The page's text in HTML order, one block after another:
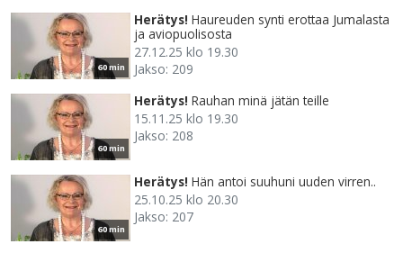
60 min
Herätys! Haureuden synti erottaa Jumalasta
ja aviopuolisosta
27.12.25 klo 19.30
Jakso: 209
60 min
Herätys! Rauhan minä jätän teille
15.11.25 klo 19.30
Jakso: 208
60 min
Herätys! Hän antoi suuhuni uuden virren..
25.10.25 klo 20.30
Jakso: 207